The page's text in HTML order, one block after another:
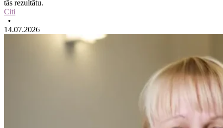
tās rezultātu.
Citi
•
14.07.2026